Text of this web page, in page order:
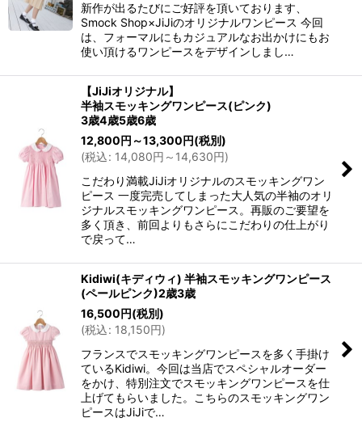
新作が出るたびにご好評を頂いております、
Smock Shop×JiJiのオリジナルワンピース 今回
は、フォーマルにもカジュアルなお出かけにもお
使い頂けるワンピースをデザインしまし…
【JiJiオリジナル】
半袖スモッキングワンピース(ピンク)
3歳4歳5歳6歳
12,800 円 ～13,300 円(税別)
(税込: 14,080円 ～14,630円)
こだわり満載JiJiオリジナルのスモッキングワン
ピース 一度完売してしまった大人気の半袖のオリ
ジナルスモッキングワンピース。再販のご要望を
多く頂き、前回よりもさらにこだわりの仕上がり
で戻って…
Kidiwi(キディウィ) 半袖スモッキングワンピース
(ペールピンク)2歳3歳
16,500 円(税別)
(税込: 18,150円)
フランスでスモッキングワンピースを多く手掛け
ているKidiwi。今回は当店でスペシャルオーダー
をかけ、特別注文でスモッキングワンピースを仕
上げてもらいました。こちらのスモッキングワン
ピースはJiJiで…